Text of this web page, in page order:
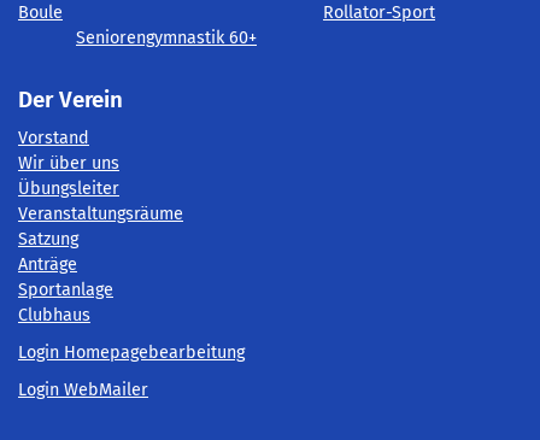
Boule
Rollator-Sport
Seniorengymnastik 60+
Der Verein
Vorstand
Wir über uns
Übungsleiter
Veranstaltungsräume
Satzung
Anträge
Sportanlage
Clubhaus
Login Homepagebearbeitung
Login WebMailer